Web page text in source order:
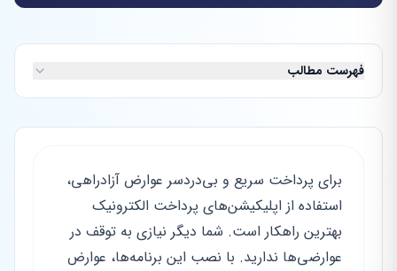
فهرست مطالب
برای پرداخت سریع و بی‌دردسر عوارض آزادراهی،
استفاده از اپلیکیشن‌های پرداخت الکترونیک
بهترین راهکار است. شما دیگر نیازی به توقف در
عوارضی‌ها ندارید. با نصب این برنامه‌ها، عوارض